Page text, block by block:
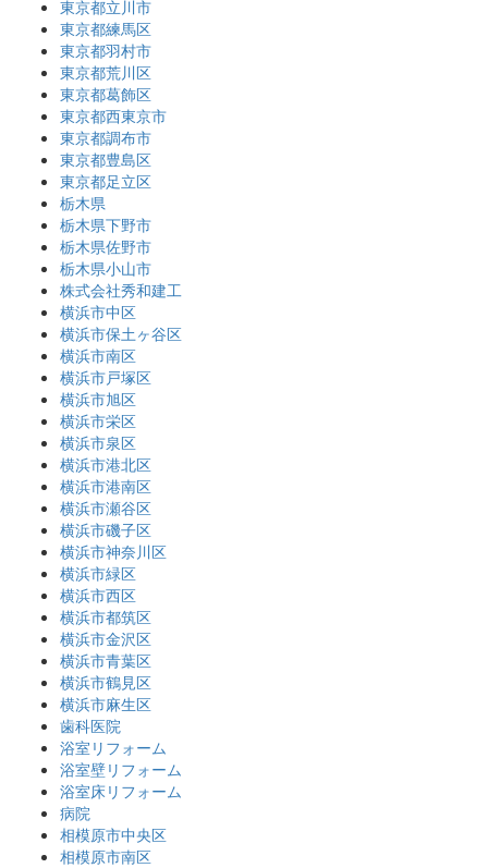
東京都立川市
東京都練馬区
東京都羽村市
東京都荒川区
東京都葛飾区
東京都西東京市
東京都調布市
東京都豊島区
東京都足立区
栃木県
栃木県下野市
栃木県佐野市
栃木県小山市
株式会社秀和建工
横浜市中区
横浜市保土ヶ谷区
横浜市南区
横浜市戸塚区
横浜市旭区
横浜市栄区
横浜市泉区
横浜市港北区
横浜市港南区
横浜市瀬谷区
横浜市磯子区
横浜市神奈川区
横浜市緑区
横浜市西区
横浜市都筑区
横浜市金沢区
横浜市青葉区
横浜市鶴見区
横浜市麻生区
歯科医院
浴室リフォーム
浴室壁リフォーム
浴室床リフォーム
病院
相模原市中央区
相模原市南区